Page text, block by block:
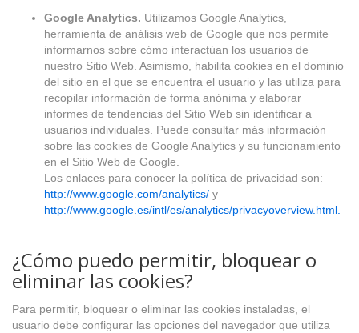
Google Analytics. Utilizamos Google Analytics,
herramienta de análisis web de Google que nos permite
informarnos sobre cómo interactúan los usuarios de
nuestro Sitio Web. Asimismo, habilita cookies en el dominio
del sitio en el que se encuentra el usuario y las utiliza para
recopilar información de forma anónima y elaborar
informes de tendencias del Sitio Web sin identificar a
usuarios individuales. Puede consultar más información
sobre las cookies de Google Analytics y su funcionamiento
en el Sitio Web de Google.
Los enlaces para conocer la política de privacidad son:
http://www.google.com/analytics/ y
http://www.google.es/intl/es/analytics/privacyoverview.html.
¿Cómo puedo permitir, bloquear o
eliminar las cookies?
Para permitir, bloquear o eliminar las cookies instaladas, el
usuario debe configurar las opciones del navegador que utiliza